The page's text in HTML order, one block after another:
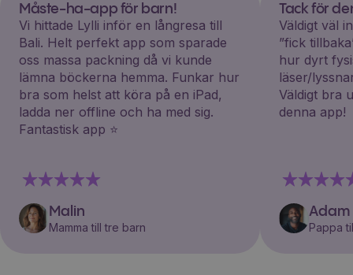
Måste-ha-app för barn!
Vi hittade Lylli inför en långresa till
Bali. Helt perfekt app som sparade
oss massa packning då vi kunde
lämna böckerna hemma. Funkar hur
bra som helst att köra på en iPad,
ladda ner offline och ha med sig.
Fantastisk app ⭐️
Malin
Mamma till tre barn
Tack för
Väldigt väl
”fick
hur dyrt
läser/
Väldigt bra
denna app!
Adam
Pappa